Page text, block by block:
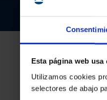
Esta página web usa
Utilizamos cookies
selectores de abajo
Solicitar